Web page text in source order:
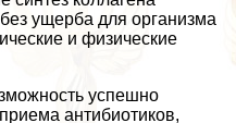
ущерба для организма
и физические
успешно
антибиотиков,